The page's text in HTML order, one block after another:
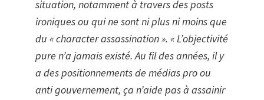
situation, notamment à travers des posts
ironiques ou qui ne sont ni plus ni moins que
du « character assassination ». « L’objectivité
pure n’a jamais existé. Au fil des années, il y
a des positionnements de médias pro ou
anti gouvernement, ça n’aide pas à assainir